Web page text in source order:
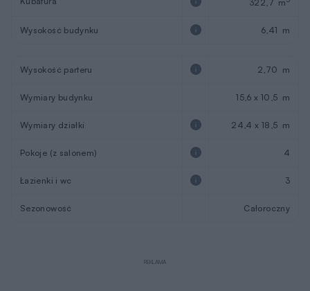
322,7 m
Wysokość budynku 6,41 m
Wysokość parteru 2,70 m
Wymiary budynku 15,6 x 10,5 m
Wymiary działki 24,4 x 18,5 m
Pokoje (z salonem) 4
Łazienki i wc 3
Sezonowość Całoroczny
REKLAMA